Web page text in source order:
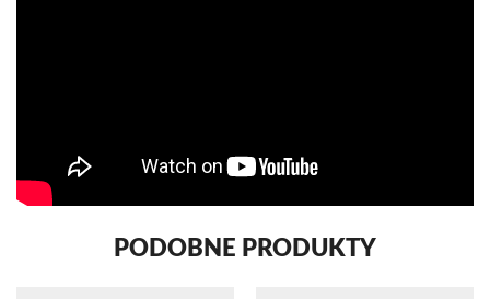
PODOBNE PRODUKTY